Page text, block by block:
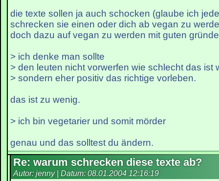
die texte sollen ja auch schocken (glaube ich
schrecken sie einen oder dich ab vegan zu
doch dazu auf vegan zu werden mit guten
> ich denke man sollte
> den leuten nicht vorwerfen wie schlecht das ist
> sondern eher positiv das richtige vorleben.
das ist zu wenig.
> ich bin vegetarier und somit mörder
genau und das solltest du ändern.
Re: warum schrecken diese texte ab?
Autor: jenny | Datum: 08.01.2004 12:16:19